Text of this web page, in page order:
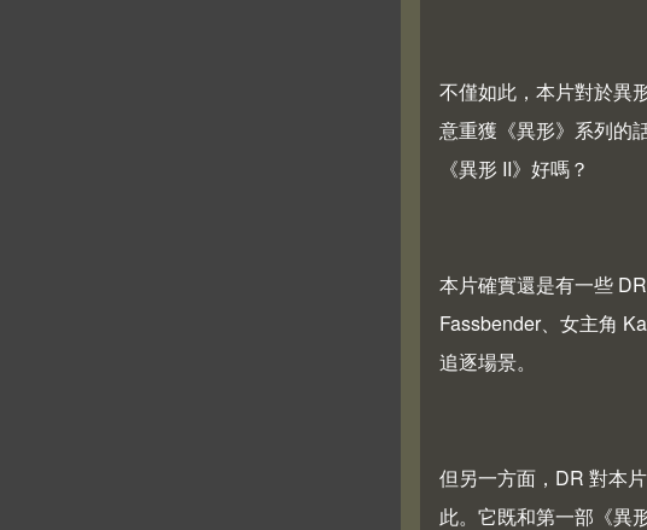
不僅如此，本片對於異
意重獲《異形》系列的
《異形 II》好嗎？
本片確實還是有一些
Fassbender、女主角
追逐場景。
但另一方面，DR 對本
此。它既和第一部《異